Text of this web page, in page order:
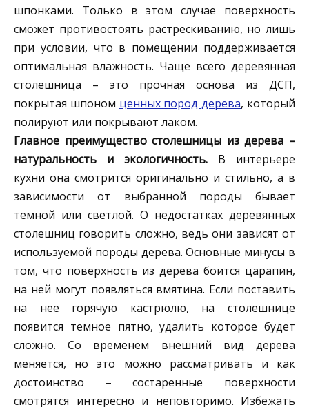
шпонками. Только в этом случае поверхность
сможет противостоять растрескиванию, но лишь
при условии, что в помещении поддерживается
оптимальная влажность. Чаще всего деревянная
столешница – это прочная основа из ДСП,
покрытая шпоном ценных пород дерева, который
полируют или покрывают лаком.
Главное преимущество столешницы из дерева –
натуральность и экологичность. В интерьере
кухни она смотрится оригинально и стильно, а в
зависимости от выбранной породы бывает
темной или светлой. О недостатках деревянных
столешниц говорить сложно, ведь они зависят от
используемой породы дерева. Основные минусы в
том, что поверхность из дерева боится царапин,
на ней могут появляться вмятина. Если поставить
на нее горячую кастрюлю, на столешнице
появится темное пятно, удалить которое будет
сложно. Со временем внешний вид дерева
меняется, но это можно рассматривать и как
достоинство – состаренные поверхности
смотрятся интересно и неповторимо. Избежать